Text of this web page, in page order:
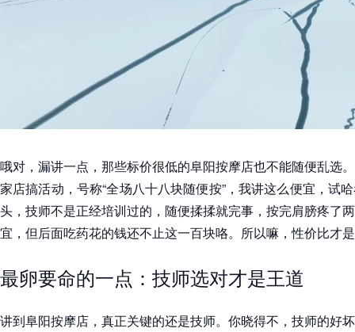
哦对，漏讲一点，那些标价很低的阜阳按摩店也不能随便乱选
家店搞活动，号称“全场八十八块随便按”，我讲这么便宜，试
头，技师不是正经培训过的，随便揉揉就完事，按完肩膀疼了
宜，但后面吃药花的钱还不止这一百块咯。所以嘛，性价比才
最卵要命的一点：技师选对才是王道
讲到阜阳按摩店，真正关键的还是技师。你晓得不，技师的好